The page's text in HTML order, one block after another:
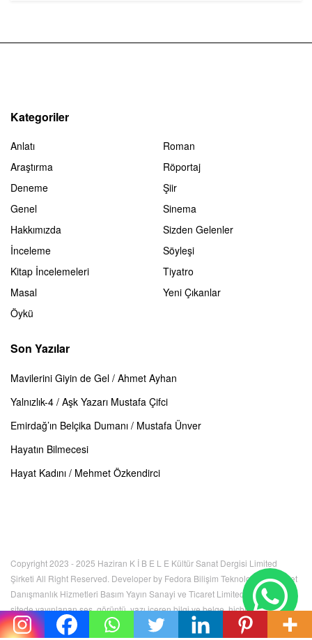
Kategoriler
Anlatı
Araştırma
Deneme
Genel
Hakkımızda
İnceleme
Kitap İncelemeleri
Masal
Öykü
Roman
Röportaj
Şiir
Sinema
Sizden Gelenler
Söyleşi
Tiyatro
Yeni Çıkanlar
Son Yazılar
Mavilerini Giyin de Gel / Ahmet Ayhan
Yalnızlık-4 / Aşk Yazarı Mustafa Çifci
Emirdağ’ın Belçika Dumanı / Mustafa Ünver
Hayatın Bilmecesi
Hayat Kadını / Mehmet Özkendirci
Copyright 2023 - 2025 Haziran K İ B E L E Kültür Sanat Dergisi Limited
Şirketi All Right Reserved. Developer by Fedora Bilişim Teknolojileri İnternet
Danışmanlık Hizmetleri Basım Yayın Sanayi ve Ticaret Limited Şirketi. Bu
sitede yayınlanan ses, görüntü, yazı içeren bilgi ve belge, hiçbir şekilde
kullanılamaz, izinsiz kopyalanamaz. Tüm hakları K İ B E L E Kültür Sanat